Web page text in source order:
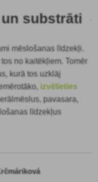
substrāti
mēslošanas līdzekļi.
no kaitēkļiem. Tomēr
kurā tos uzklāj
, izvēlieties
pavasara,
līdzekļus